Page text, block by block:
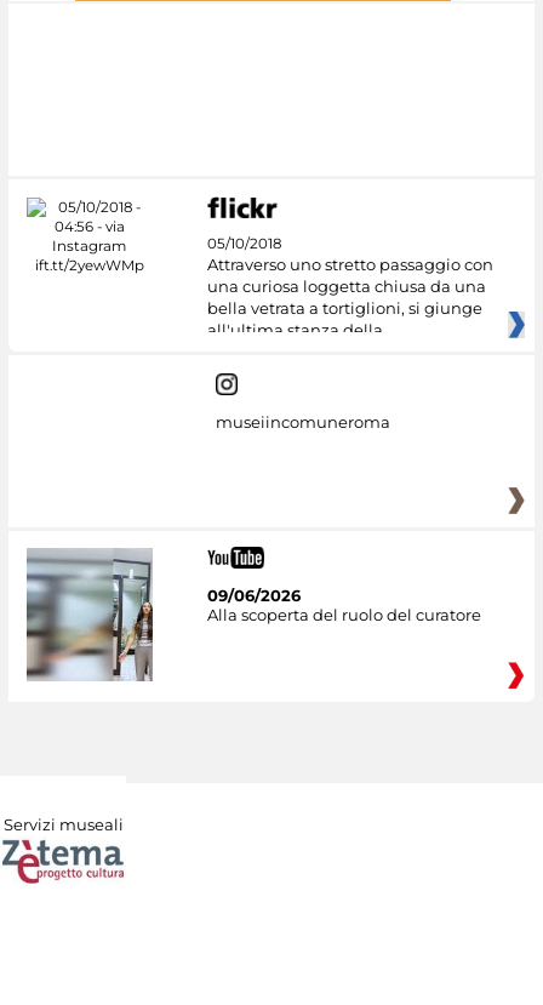
05/10/2018
Attraverso uno stretto passaggio con
una curiosa loggetta chiusa da una
bella vetrata a tortiglioni, si giunge
all'ultima stanza della
museiincomuneroma
09/06/2026
Alla scoperta del ruolo del curatore
Servizi museali